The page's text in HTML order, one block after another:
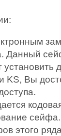
Данный
KS, Вы
этого